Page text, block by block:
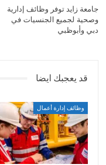
جامعة زايد توفر وظائف إدارية
وصحية لجميع الجنسيات في
دبي وأبوظبي
قد يعجبك ايضا
وظائف إدارة أعمال